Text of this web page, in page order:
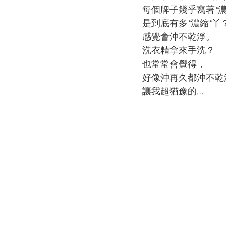
每個牌子幾乎寫著"
是到底有多"濃縮"丫
感覺會沖不乾淨。
洗衣精拿來手洗？
也常常會覺得，
好像沖再久都沖不乾
讓我超猶豫的…